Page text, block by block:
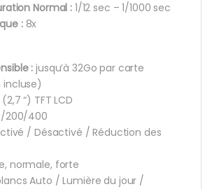
Normal :1/12 sec – 1/1000 sec
:8x
: jusqu’à 32Go par carte
incluse)
“) TFT LCD
200/400
/ Désactivé / Réduction des
normale, forte
Auto / Lumière du jour /